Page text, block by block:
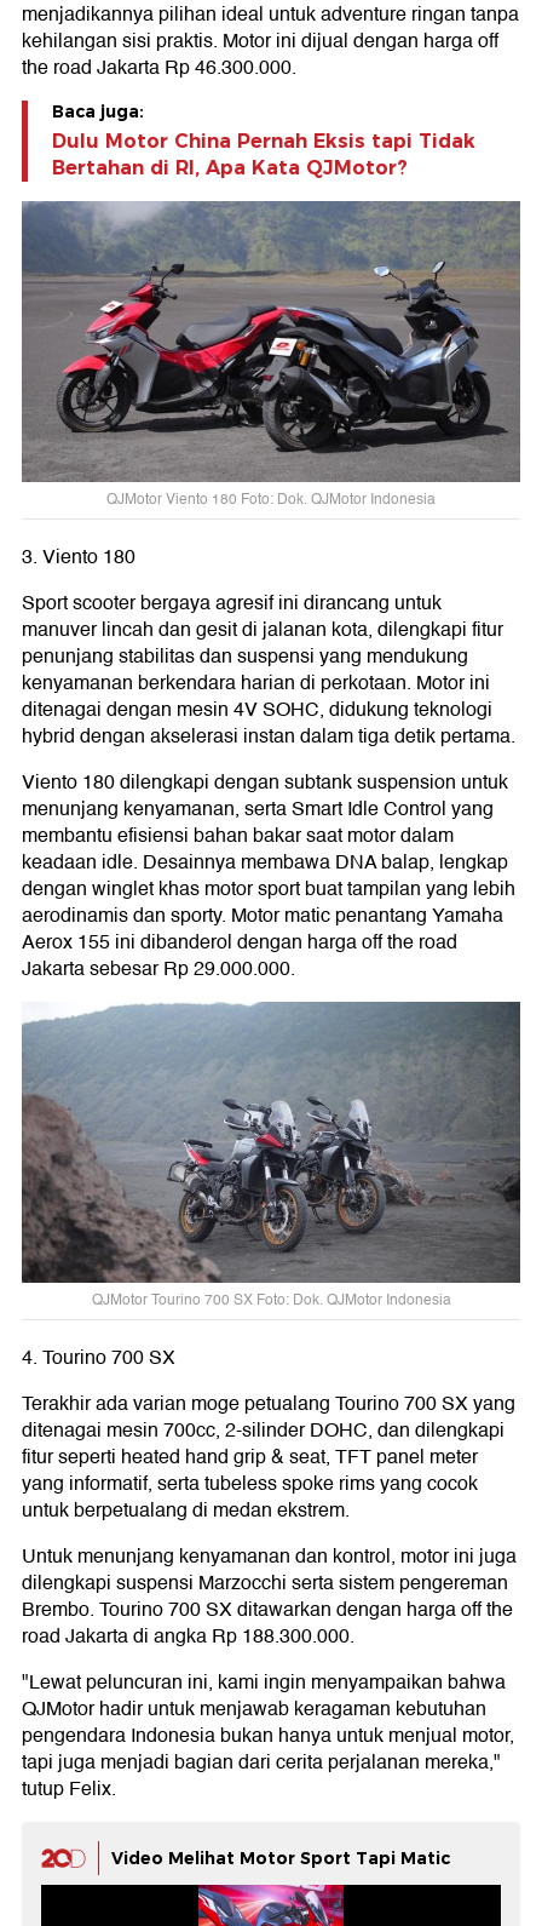
menjadikannya pilihan ideal untuk adventure ringan tanpa
kehilangan sisi praktis. Motor ini dijual dengan harga off
the road Jakarta Rp 46.300.000.
Baca juga:
Dulu Motor China Pernah Eksis tapi Tidak
Bertahan di RI, Apa Kata QJMotor?
QJMotor Viento 180 Foto: Dok. QJMotor Indonesia
3. Viento 180
Sport scooter bergaya agresif ini dirancang untuk
manuver lincah dan gesit di jalanan kota, dilengkapi fitur
penunjang stabilitas dan suspensi yang mendukung
kenyamanan berkendara harian di perkotaan. Motor ini
ditenagai dengan mesin 4V SOHC, didukung teknologi
hybrid dengan akselerasi instan dalam tiga detik pertama.
Viento 180 dilengkapi dengan subtank suspension untuk
menunjang kenyamanan, serta Smart Idle Control yang
membantu efisiensi bahan bakar saat motor dalam
keadaan idle. Desainnya membawa DNA balap, lengkap
dengan winglet khas motor sport buat tampilan yang lebih
aerodinamis dan sporty. Motor matic penantang Yamaha
Aerox 155 ini dibanderol dengan harga off the road
Jakarta sebesar Rp 29.000.000.
QJMotor Tourino 700 SX Foto: Dok. QJMotor Indonesia
4. Tourino 700 SX
Terakhir ada varian moge petualang Tourino 700 SX yang
ditenagai mesin 700cc, 2-silinder DOHC, dan dilengkapi
fitur seperti heated hand grip & seat, TFT panel meter
yang informatif, serta tubeless spoke rims yang cocok
untuk berpetualang di medan ekstrem.
Untuk menunjang kenyamanan dan kontrol, motor ini juga
dilengkapi suspensi Marzocchi serta sistem pengereman
Brembo. Tourino 700 SX ditawarkan dengan harga off the
road Jakarta di angka Rp 188.300.000.
"Lewat peluncuran ini, kami ingin menyampaikan bahwa
QJMotor hadir untuk menjawab keragaman kebutuhan
pengendara Indonesia bukan hanya untuk menjual motor,
tapi juga menjadi bagian dari cerita perjalanan mereka,"
tutup Felix.
Video Melihat Motor Sport Tapi Matic